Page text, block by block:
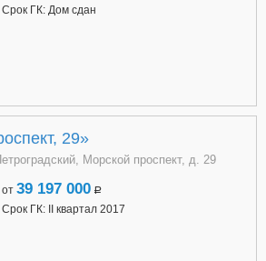
Срок ГК: Дом сдан
29»
Морской проспект, д. 29
от 39 197 000 a
Срок ГК: II квартал 2017